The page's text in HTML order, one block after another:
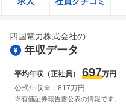
四国電力株式会社の
年収データ
平均年収（正社員） 697万円
公式年収※： 817万円
※有価証券報告書公表の情報です。